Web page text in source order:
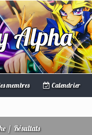
Alpha
membres Calendrier
/ Résultats